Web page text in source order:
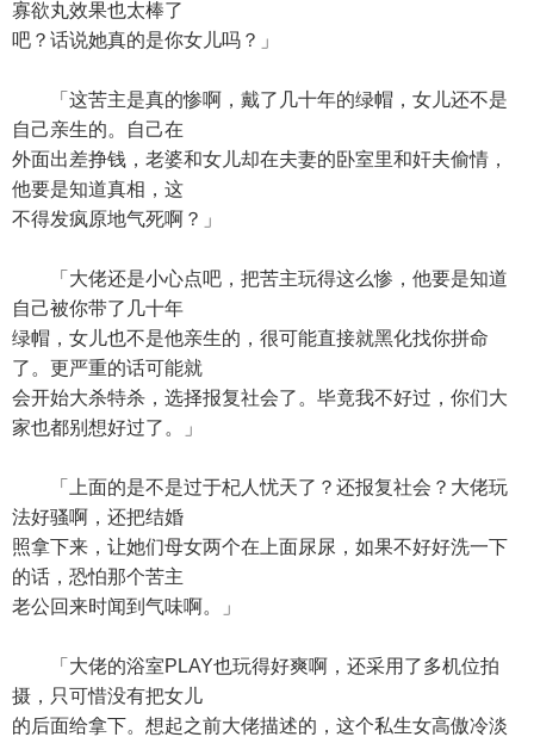
寡欲丸效果也太棒了
吧？话说她真的是你女儿吗？」
「这苦主是真的惨啊，戴了几十年的绿帽，女儿还不是
自己亲生的。自己在
外面出差挣钱，老婆和女儿却在夫妻的卧室里和奸夫偷情，
他要是知道真相，这
不得发疯原地气死啊？」
「大佬还是小心点吧，把苦主玩得这么惨，他要是知道
自己被你带了几十年
绿帽，女儿也不是他亲生的，很可能直接就黑化找你拼命
了。更严重的话可能就
会开始大杀特杀，选择报复社会了。毕竟我不好过，你们大
家也都别想好过了。」
「上面的是不是过于杞人忧天了？还报复社会？大佬玩
法好骚啊，还把结婚
照拿下来，让她们母女两个在上面尿尿，如果不好好洗一下
的话，恐怕那个苦主
老公回来时闻到气味啊。」
「大佬的浴室PLAY也玩得好爽啊，还采用了多机位拍
摄，只可惜没有把女儿
的后面给拿下。想起之前大佬描述的，这个私生女高傲冷淡